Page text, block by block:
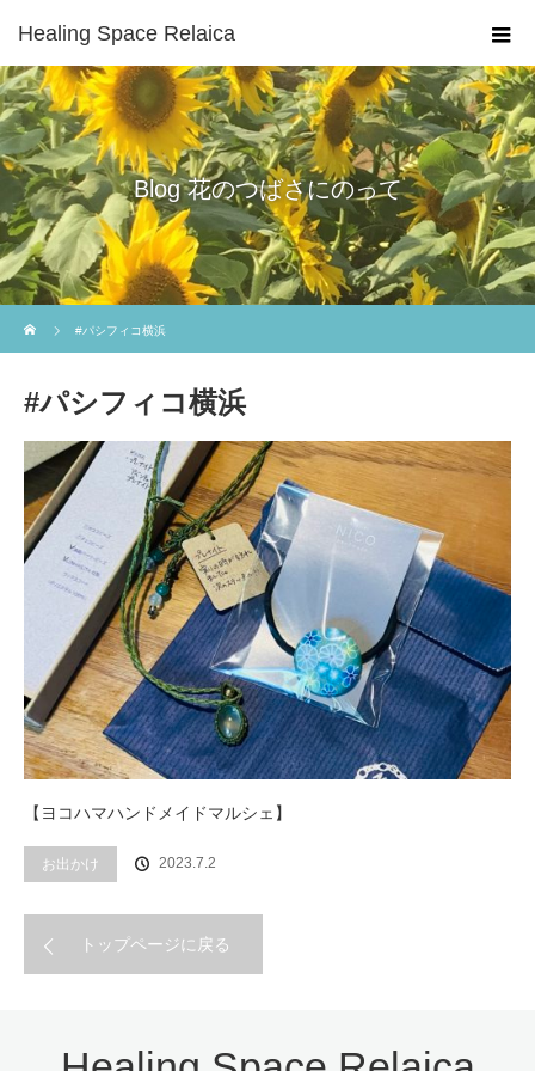
Healing Space Relaica
Blog 花のつばさにのって
#パシフィコ横浜
#パシフィコ横浜
【ヨコハマハンドメイドマルシェ】
お出かけ 2023.7.2
トップページに戻る